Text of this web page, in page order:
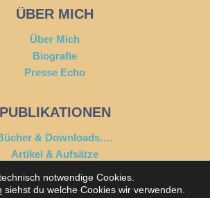
ÜBER MICH
Über Mich
Biografie
Presse Echo
PUBLIKATIONEN
& Downloads….
Artikel & Aufsätze
Articles & Essays
notwendige Cookies.
siehst du welche Cookies wir verwenden.